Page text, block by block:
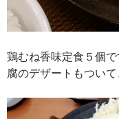
鶏むね香味定食５個
腐のデザートもつい